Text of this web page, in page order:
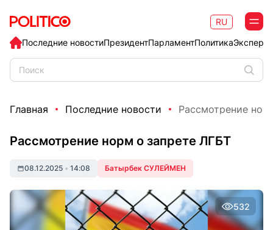
Последние новостиПрезидентПарламентПолитика
RU
Главная Последние новости Рассмотрение
Рассмотрение норм о запрете ЛГБТ
08.12.2025 • 14:08 Батырбек СУЛЕЙМЕН
532